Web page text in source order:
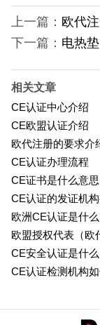
上一篇： 欧代
下一篇： 电热
相关文章
CE认证中心介绍
CE欧盟认证介绍
欧代注册的要求介
CE认证办理流程
CE证书是什么意思
CE认证的发证机
欧洲CE认证是什么
欧盟授权代表（欧
CE安全认证是什么
CE认证检测机构